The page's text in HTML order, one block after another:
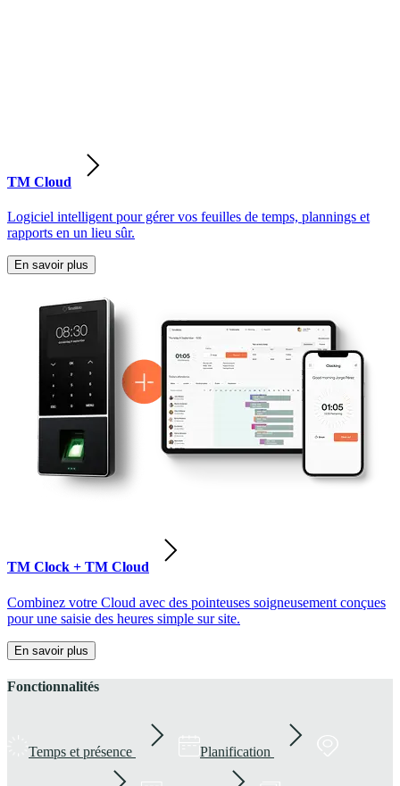
TM Cloud
Logiciel intelligent pour gérer vos feuilles de temps, plannings et
rapports en un lieu sûr.
En savoir plus
TM Clock + TM Cloud
Combinez votre Cloud avec des pointeuses soigneusement conçues
pour une saisie des heures simple sur site.
En savoir plus
Fonctionnalités
Temps et présence Planification